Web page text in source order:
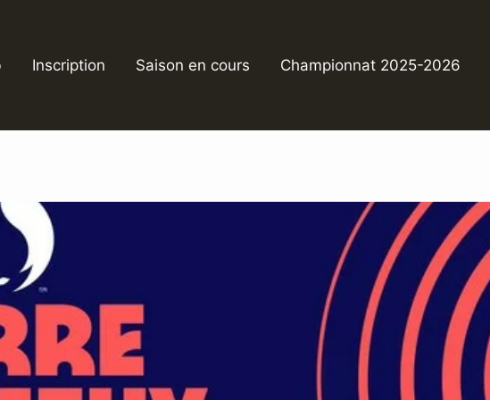
Inscription Saison en cours Championnat 2025-2026